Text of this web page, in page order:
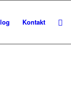
Kontakt